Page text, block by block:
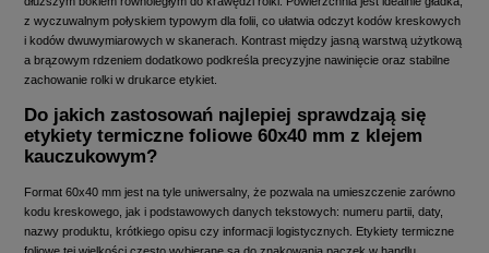
z wyczuwalnym połyskiem typowym dla folii, co ułatwia odczyt kodów kreskowych
i kodów dwuwymiarowych w skanerach. Kontrast między jasną warstwą użytkową
a brązowym rdzeniem dodatkowo podkreśla precyzyjne nawinięcie oraz stabilne
zachowanie rolki w drukarce etykiet.
Do jakich zastosowań najlepiej sprawdzają się
etykiety termiczne foliowe 60x40 mm z klejem
kauczukowym?
Format 60x40 mm jest na tyle uniwersalny, że pozwala na umieszczenie zarówno
kodu kreskowego, jak i podstawowych danych tekstowych: numeru partii, daty,
nazwy produktu, krótkiego opisu czy informacji logistycznych. Etykiety termiczne